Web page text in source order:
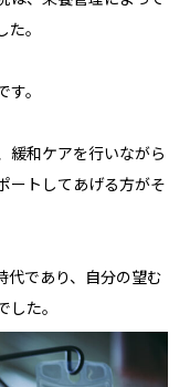
。
。
緩和ケアを行いながら
ートしてあげる方がそ
代であり、自分の望む
た。